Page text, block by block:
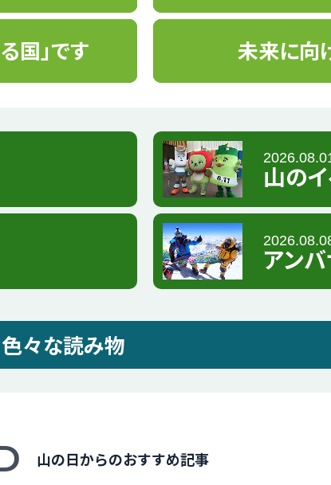
国」です 未来に向
山の
アン
色々な読み物
山の日からのおすすめ記事